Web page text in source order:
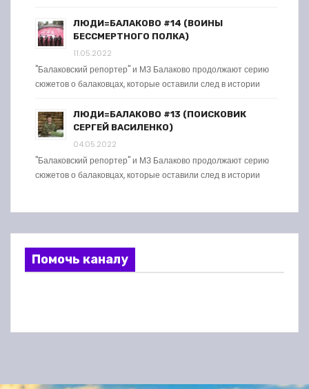
ЛЮДИ=БАЛАКОВО #14 (ВОИНЫ
БЕССМЕРТНОГО ПОЛКА)
11.05.2022
"Балаковский репортер" и МЗ Балаково продолжают серию
сюжетов о балаковцах, которые оставили след в истории
ЛЮДИ=БАЛАКОВО #13 (ПОИСКОВИК
СЕРГЕЙ ВАСИЛЕНКО)
04.05.2022
"Балаковский репортер" и МЗ Балаково продолжают серию
сюжетов о балаковцах, которые оставили след в истории
Помочь каналу